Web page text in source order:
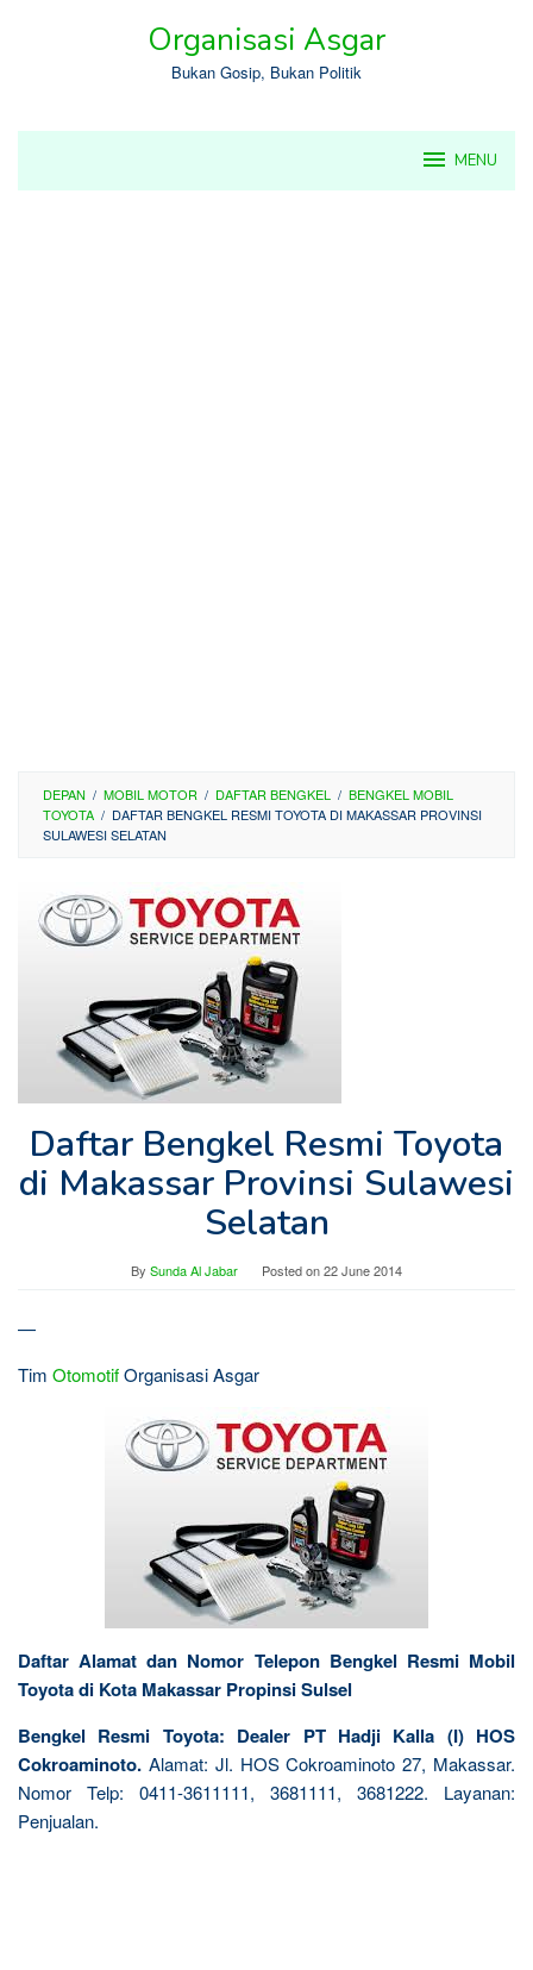
Organisasi Asgar
Bukan Gosip, Bukan Politik
MENU
DEPAN / MOBIL MOTOR / DAFTAR BENGKEL / BENGKEL MOBIL
TOYOTA / DAFTAR BENGKEL RESMI TOYOTA DI MAKASSAR PROVINSI
SULAWESI SELATAN
Daftar Bengkel Resmi Toyota
di Makassar Provinsi Sulawesi
Selatan
By Sunda Al Jabar Posted on22 June 2014
—
Tim OtomotifOrganisasi Asgar
Daftar Alamat dan Nomor Telepon Bengkel Resmi Mobil
Toyota di Kota Makassar Propinsi Sulsel
Bengkel Resmi Toyota: Dealer PT Hadji Kalla (I) HOS
Cokroaminoto. Alamat: Jl. HOS Cokroaminoto 27, Makassar.
Nomor Telp: 0411-3611111, 3681111, 3681222. Layanan:
Penjualan.